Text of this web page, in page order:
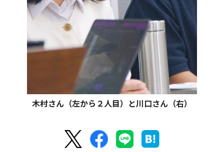
木村さん（左から２人目）と川口さん（右）